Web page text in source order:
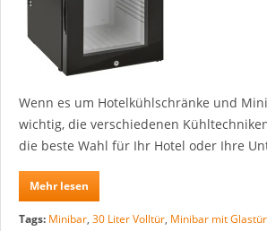
Wenn es um Hotelkühlschränke und
wichtig, die verschiedenen
die beste Wahl für Ihr Hotel oder Ihre
Mehr lesen
Tags: Minibar, 30 Liter Volltür, Minibar mit Glastür